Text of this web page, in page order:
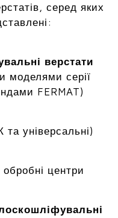
серед яких
верстати
моделями серії
FERMAT)
та універсальні)
обробні центри